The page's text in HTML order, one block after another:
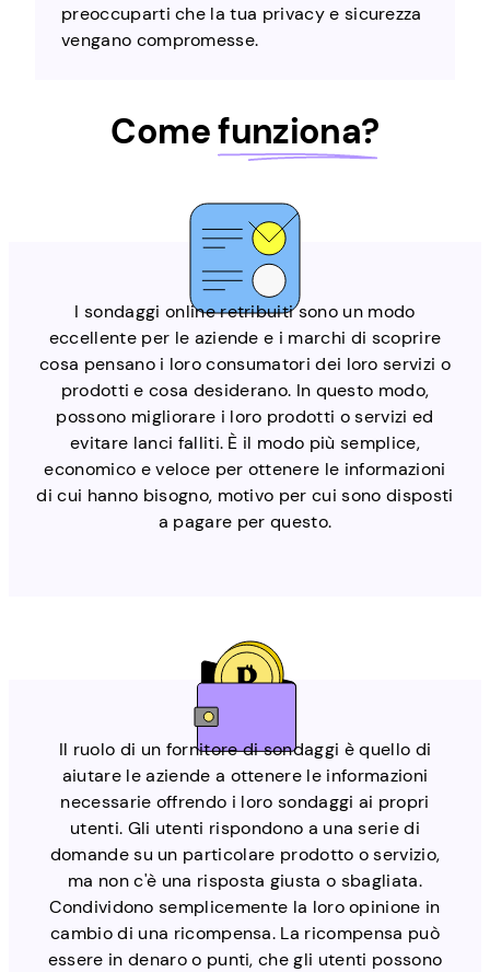
preoccuparti che la tua privacy e sicurezza
vengano compromesse.
Comefunziona?
I sondaggi online retribuiti sono un modo
eccellente per le aziende e i marchi di scoprire
cosa pensano i loro consumatori dei loro servizi o
prodotti e cosa desiderano. In questo modo,
possono migliorare i loro prodotti o servizi ed
evitare lanci falliti. È il modo più semplice,
economico e veloce per ottenere le informazioni
di cui hanno bisogno, motivo per cui sono disposti
a pagare per questo.
Il ruolo di un fornitore di sondaggi è quello di
aiutare le aziende a ottenere le informazioni
necessarie offrendo i loro sondaggi ai propri
utenti. Gli utenti rispondono a una serie di
domande su un particolare prodotto o servizio,
ma non c'è una risposta giusta o sbagliata.
Condividono semplicemente la loro opinione in
cambio di una ricompensa. La ricompensa può
essere in denaro o punti, che gli utenti possono